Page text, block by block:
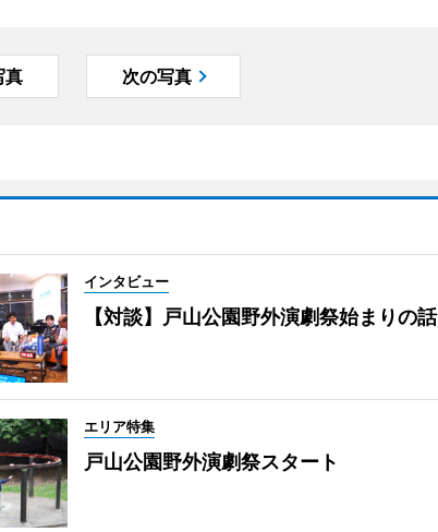
真 次の写真
インタビュー
【対談】戸山公園野外演劇祭始まりの話
エリア特集
戸山公園野外演劇祭スタート